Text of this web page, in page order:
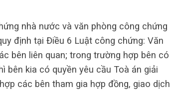
nhà nước và văn phòng công chứng
định tại Điều 6 Luật công chứng: Văn
bên liên quan; trong trường hợp bên có
bên kia có quyền yêu cầu Toà án giải
các bên tham gia hợp đồng, giao dịch